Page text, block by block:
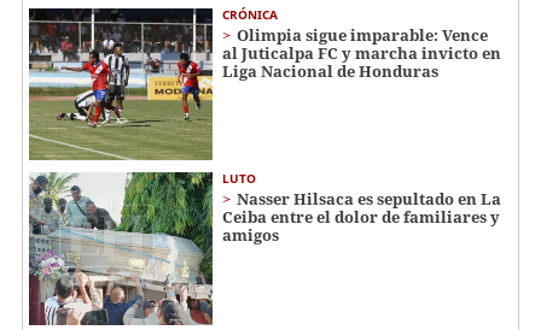
CRÓNICA
Olimpia sigue imparable: Vence
al Juticalpa FC y marcha invicto en
Liga Nacional de Honduras
LUTO
Nasser Hilsaca es sepultado en La
Ceiba entre el dolor de familiares y
amigos